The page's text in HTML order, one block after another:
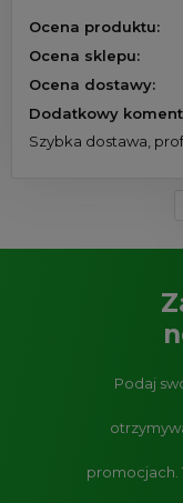
Ocena produktu:
Ocena sklepu:
Ocena dostawy:
Dodatkowy
Szybka dostawa,
Podaj
promocjach.